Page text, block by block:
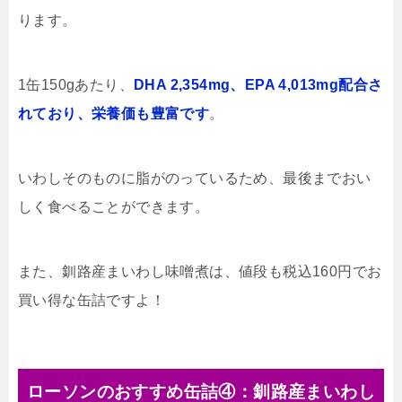
ります。
1缶150gあたり、
DHA 2,354mg、EPA 4,013mg配合さ
れており、栄養価も豊富です。
いわしそのものに脂がのっているため、最後までおい
しく食べることができます。
また、釧路産まいわし味噌煮は、値段も税込160円でお
買い得な缶詰ですよ！
ローソンのおすすめ缶詰④：釧路産まいわし